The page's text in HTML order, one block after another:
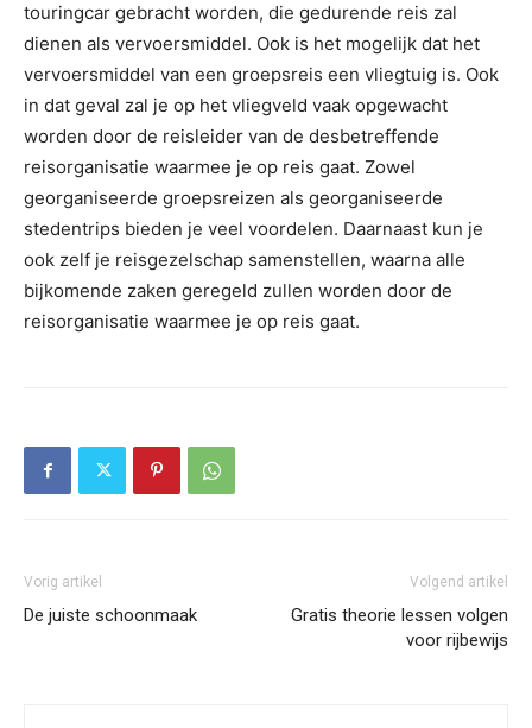
touringcar gebracht worden, die gedurende reis zal
dienen als vervoersmiddel. Ook is het mogelijk dat het
vervoersmiddel van een groepsreis een vliegtuig is. Ook
in dat geval zal je op het vliegveld vaak opgewacht
worden door de reisleider van de desbetreffende
reisorganisatie waarmee je op reis gaat. Zowel
georganiseerde groepsreizen als georganiseerde
stedentrips bieden je veel voordelen. Daarnaast kun je
ook zelf je reisgezelschap samenstellen, waarna alle
bijkomende zaken geregeld zullen worden door de
reisorganisatie waarmee je op reis gaat.
Vorig artikel
De juiste schoonmaak
Volgend artikel
Gratis theorie lessen volgen
voor rijbewijs